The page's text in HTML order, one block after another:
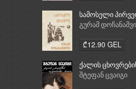
სამოსელი
გურამ
₾12.90 GEL
ქალის
საათი
შტეფან ცვაიგი